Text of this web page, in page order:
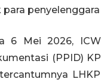
penyelenggara
6 Mei 2026,
(PPID)